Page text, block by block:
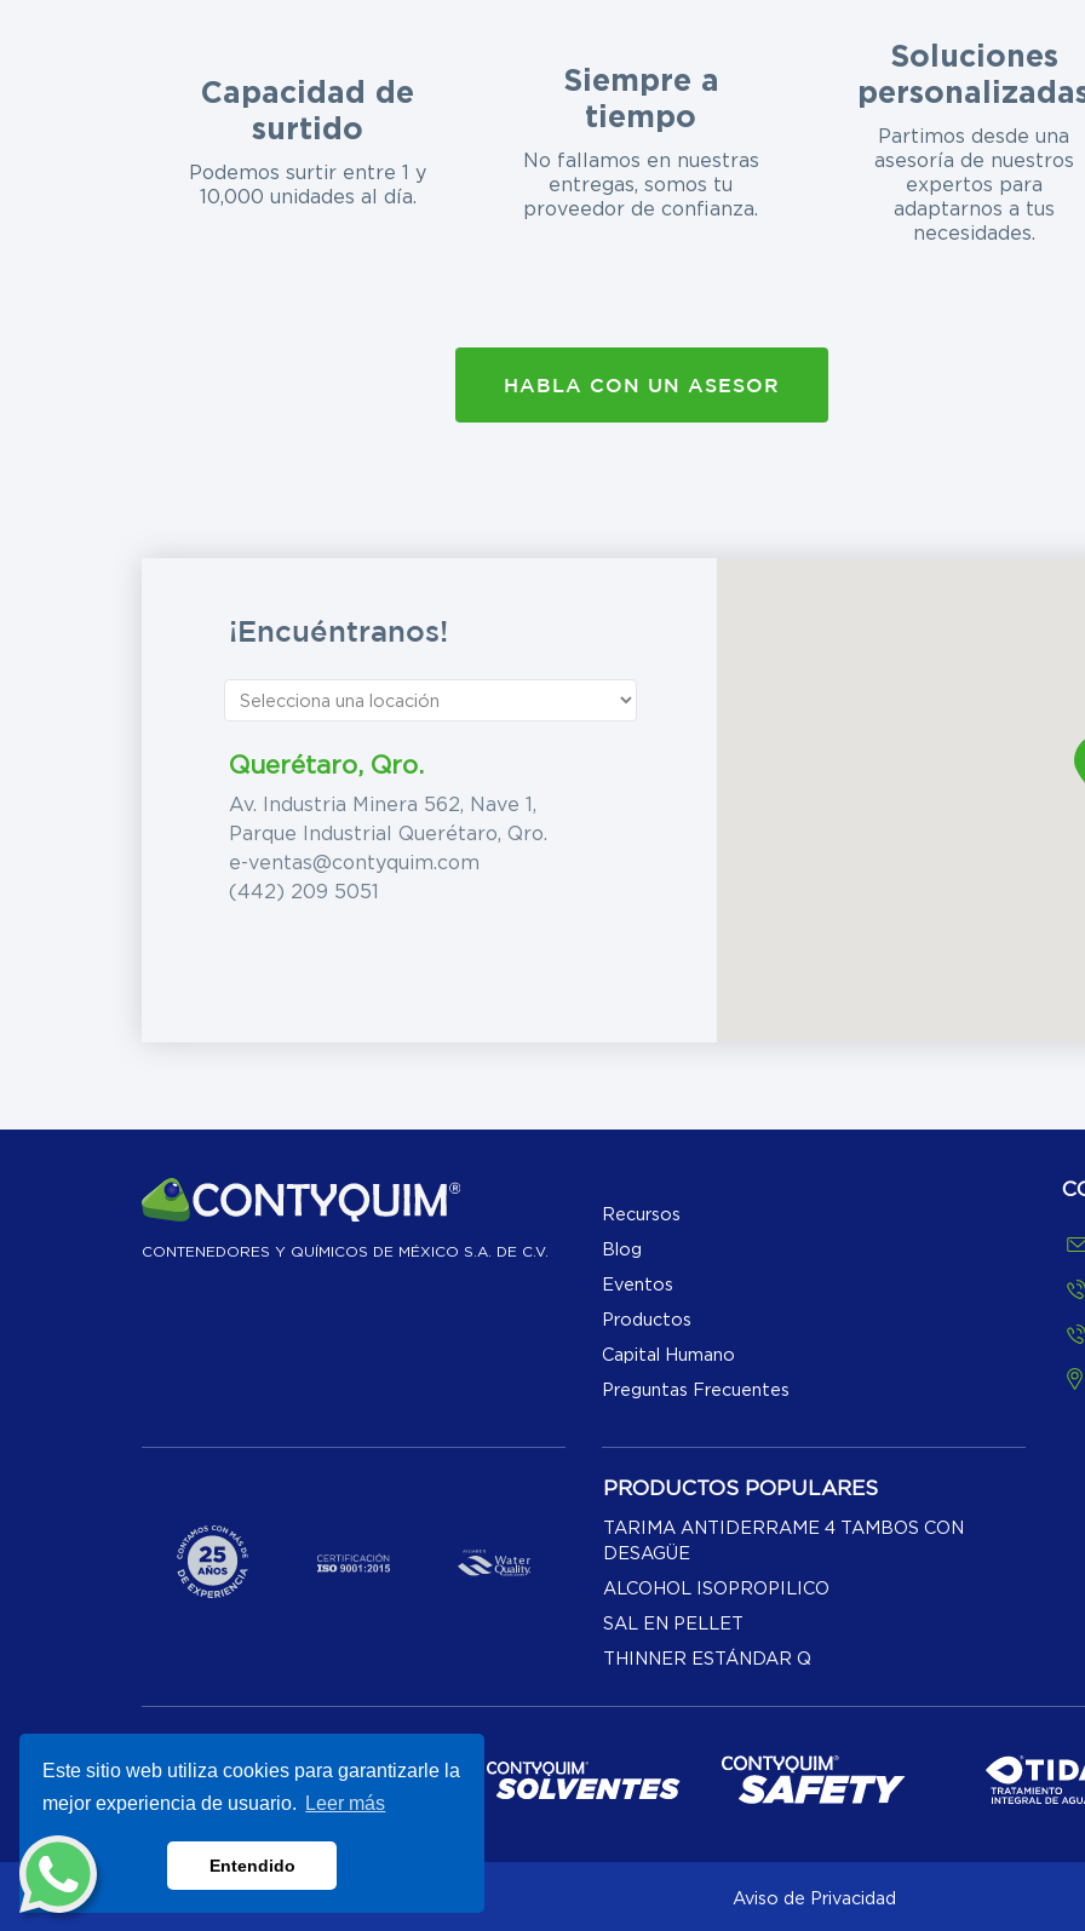
Este sitio web utiliza cookies para garantizarle la
mejor experiencia de usuario.
Leer más
Entendido
Capacidad de
surtido
Podemos surtir entre 1 y
10,000 unidades al día.
Siempre a
tiempo
No fallamos en nuestras
entregas, somos tu
proveedor de confianza.
Soluciones
Partimos desde una
asesoría de nuestros
expertos para
adaptarnos a tus
necesidades.
HABLA CON UN ASESOR
¡Encuéntranos!
Querétaro, Qro.
Av. Industria Minera 562, Nave 1,
Parque Industrial Querétaro, Qro.
e-ventas@contyquim.com
(442) 209 5051
CONTENEDORES Y QUÍMICOS DE MÉXICO S.A. DE C.V.
Recursos
Blog
Eventos
Productos
Capital Humano
Preguntas Frecuentes
PRODUCTOS POPULARES
TARIMA ANTIDERRAME 4 TAMBOS CON
DESAGÜE
ALCOHOL ISOPROPILICO
SAL EN PELLET
THINNER ESTÁNDAR Q
Aviso de Privacidad